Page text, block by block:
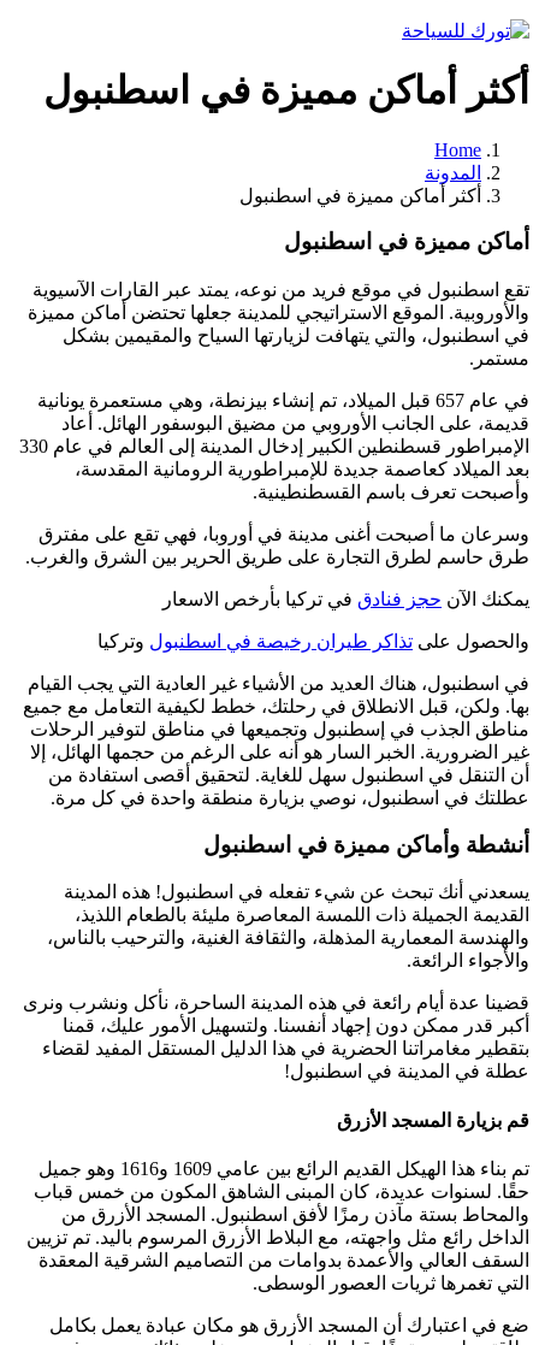
أكثر أماكن مميزة في اسطنبول
Home
المدونة
أكثر أماكن مميزة في اسطنبول
أماكن مميزة في اسطنبول
تقع اسطنبول في موقع فريد من نوعه، يمتد عبر القارات الآسيوية
والأوروبية. الموقع الاستراتيجي للمدينة جعلها تحتضن أماكن مميزة
في اسطنبول، والتي يتهافت لزيارتها السياح والمقيمين بشكل
مستمر.
في عام 657 قبل الميلاد، تم إنشاء بيزنطة، وهي مستعمرة يونانية
قديمة، على الجانب الأوروبي من مضيق البوسفور الهائل. أعاد
الإمبراطور قسطنطين الكبير إدخال المدينة إلى العالم في عام 330
بعد الميلاد كعاصمة جديدة للإمبراطورية الرومانية المقدسة،
وأصبحت تعرف باسم القسطنطينية.
وسرعان ما أصبحت أغنى مدينة في أوروبا، فهي تقع على مفترق
طرق حاسم لطرق التجارة على طريق الحرير بين الشرق والغرب.
يمكنك الآن حجز فنادق في تركيا بأرخص الاسعار
والحصول على تذاكر طيران رخيصة في اسطنبول وتركيا
في اسطنبول، هناك العديد من الأشياء غير العادية التي يجب القيام
بها. ولكن، قبل الانطلاق في رحلتك، خطط لكيفية التعامل مع جميع
مناطق الجذب في إسطنبول وتجميعها في مناطق لتوفير الرحلات
غير الضرورية. الخبر السار هو أنه على الرغم من حجمها الهائل، إلا
أن التنقل في اسطنبول سهل للغاية. لتحقيق أقصى استفادة من
عطلتك في اسطنبول، نوصي بزيارة منطقة واحدة في كل مرة.
أنشطة وأماكن مميزة في اسطنبول
يسعدني أنك تبحث عن شيء تفعله في اسطنبول! هذه المدينة
القديمة الجميلة ذات اللمسة المعاصرة مليئة بالطعام اللذيذ،
والهندسة المعمارية المذهلة، والثقافة الغنية، والترحيب بالناس،
والأجواء الرائعة.
قضينا عدة أيام رائعة في هذه المدينة الساحرة، نأكل ونشرب ونرى
أكبر قدر ممكن دون إجهاد أنفسنا. ولتسهيل الأمور عليك، قمنا
بتقطير مغامراتنا الحضرية في هذا الدليل المستقل المفيد لقضاء
عطلة في المدينة في اسطنبول!
قم بزيارة المسجد الأزرق
تم بناء هذا الهيكل القديم الرائع بين عامي 1609 و1616 وهو جميل
حقًا. لسنوات عديدة، كان المبنى الشاهق المكون من خمس قباب
والمحاط بستة مآذن رمزًا لأفق اسطنبول. المسجد الأزرق من
الداخل رائع مثل واجهته، مع البلاط الأزرق المرسوم باليد. تم تزيين
السقف العالي والأعمدة بدوامات من التصاميم الشرقية المعقدة
التي تغمرها ثريات العصور الوسطى.
ضع في اعتبارك أن المسجد الأزرق هو مكان عبادة يعمل بكامل